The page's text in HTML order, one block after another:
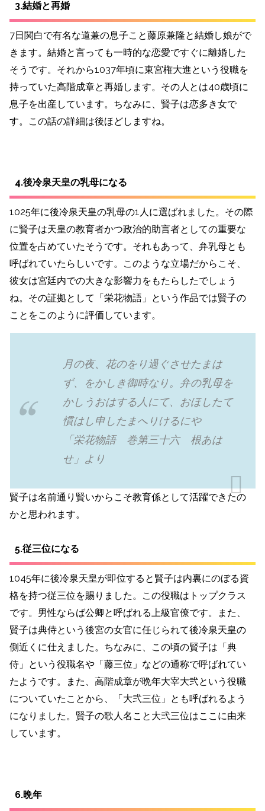
3.結婚と再婚
7日関白で有名な道兼の息子こと藤原兼隆と結婚し娘がで
きます。結婚と言っても一時的な恋愛ですぐに離婚した
そうです。それから1037年頃に東宮権大進という役職を
持っていた高階成章と再婚します。その人とは40歳頃に
息子を出産しています。ちなみに、賢子は恋多き女で
す。この話の詳細は後ほどしますね。
4.後冷泉天皇の乳母になる
1025年に後冷泉天皇の乳母の1人に選ばれました。その際
に賢子は天皇の教育者かつ政治的助言者としての重要な
位置を占めていたそうです。それもあって、弁乳母とも
呼ばれていたらしいです。このような立場だからこそ、
彼女は宮廷内での大きな影響力をもたらしたでしょう
ね。その証拠として「栄花物語」という作品では賢子の
ことをこのように評価しています。
月の夜、花のをり過ぐさせたまは
ず、をかしき御時なり。弁の乳母を
かしうおはする人にて、おほしたて
慣はし申したまへりけるにや
「栄花物語 巻第三十六 根あは
せ」より
賢子は名前通り賢いからこそ教育係として活躍できたの
かと思われます。
5.従三位になる
1045年に後冷泉天皇が即位すると賢子は内裏にのぼる資
格を持つ従三位を賜りました。この役職はトップクラス
です。男性ならば公卿と呼ばれる上級官僚です。また、
賢子は典侍という後宮の女官に任じられて後冷泉天皇の
側近くに仕えました。ちなみに、この頃の賢子は「典
侍」という役職名や「藤三位」などの通称で呼ばれてい
たようです。また、高階成章が晩年大宰大弐という役職
についていたことから、「大弐三位」とも呼ばれるよう
になりました。賢子の歌人名こと大弐三位はここに由来
しています。
6.晩年